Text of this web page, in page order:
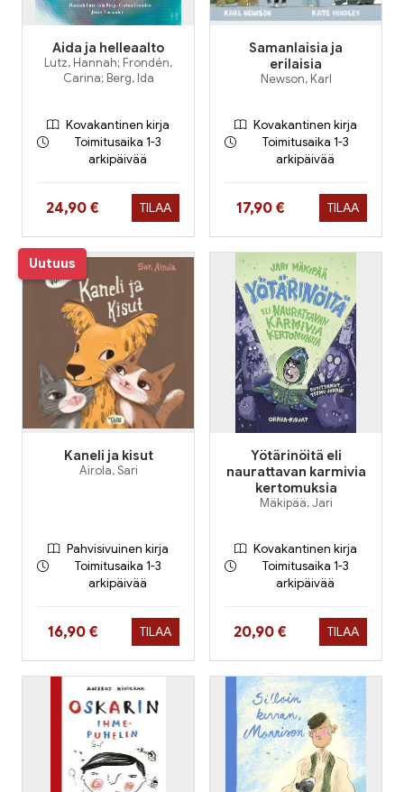
Aida ja helleaalto
Lutz, Hannah; Frondén,
Carina; Berg, Ida
Kovakantinen kirja
Toimitusaika 1-3
arkipäivää
Hinta nyt
24,90 € TILAA
Samanlaisia ja
erilaisia
Newson, Karl
Kovakantinen kirja
Toimitusaika 1-3
arkipäivää
Hinta nyt
17,90 € TILAA
Uutuus
Kaneli ja kisut
Airola, Sari
Pahvisivuinen kirja
Toimitusaika 1-3
arkipäivää
Hinta nyt
16,90 € TILAA
Yötärinöitä eli
naurattavan karmivia
kertomuksia
Mäkipää, Jari
Kovakantinen kirja
Toimitusaika 1-3
arkipäivää
Hinta nyt
20,90 € TILAA